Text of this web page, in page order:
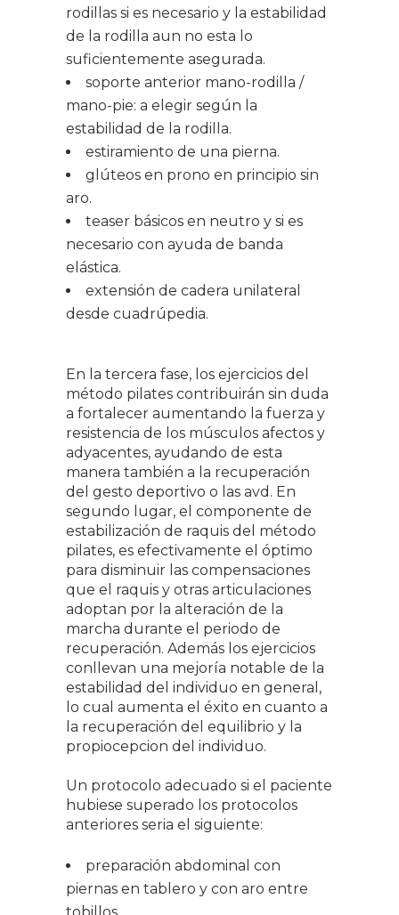
rodillas si es necesario y la estabilidad
de la rodilla aun no esta lo
suficientemente asegurada.
soporte anterior mano-rodilla /
mano-pie: a elegir según la
estabilidad de la rodilla.
estiramiento de una pierna.
glúteos en prono en principio sin
aro.
teaser básicos en neutro y si es
necesario con ayuda de banda
elástica.
extensión de cadera unilateral
desde cuadrúpedia.
En la tercera fase, los ejercicios del
método pilates contribuirán sin duda
a fortalecer aumentando la fuerza y
resistencia de los músculos afectos y
adyacentes, ayudando de esta
manera también a la recuperación
del gesto deportivo o las avd. En
segundo lugar, el componente de
estabilización de raquis del método
pilates, es efectivamente el óptimo
para disminuir las compensaciones
que el raquis y otras articulaciones
adoptan por la alteración de la
marcha durante el periodo de
recuperación. Además los ejercicios
conllevan una mejoría notable de la
estabilidad del individuo en general,
lo cual aumenta el éxito en cuanto a
la recuperación del equilibrio y la
propiocepcion del individuo.
Un protocolo adecuado si el paciente
hubiese superado los protocolos
anteriores seria el siguiente:
preparación abdominal con
piernas en tablero y con aro entre